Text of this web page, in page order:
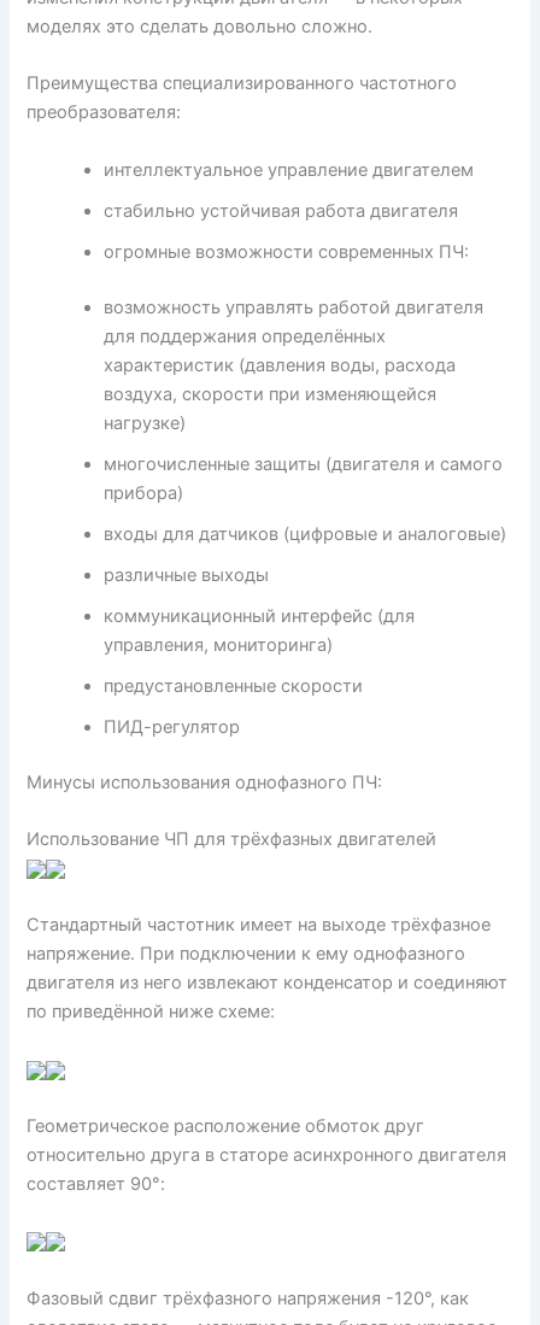
моделях это сделать довольно сложно.
Преимущества специализированного частотного
преобразователя:
интеллектуальное управление двигателем
стабильно устойчивая работа двигателя
огромные возможности современных ПЧ:
возможность управлять работой двигателя
для поддержания определённых
характеристик (давления воды, расхода
воздуха, скорости при изменяющейся
нагрузке)
многочисленные защиты (двигателя и самого
прибора)
входы для датчиков (цифровые и аналоговые)
различные выходы
коммуникационный интерфейс (для
управления, мониторинга)
предустановленные скорости
ПИД-регулятор
Минусы использования однофазного ПЧ:
Использование ЧП для трёхфазных двигателей
Стандартный частотник имеет на выходе трёхфазное
напряжение. При подключении к ему однофазного
двигателя из него извлекают конденсатор и соединяют
по приведённой ниже схеме:
Геометрическое расположение обмоток друг
относительно друга в статоре асинхронного двигателя
составляет 90°:
Фазовый сдвиг трёхфазного напряжения -120°, как